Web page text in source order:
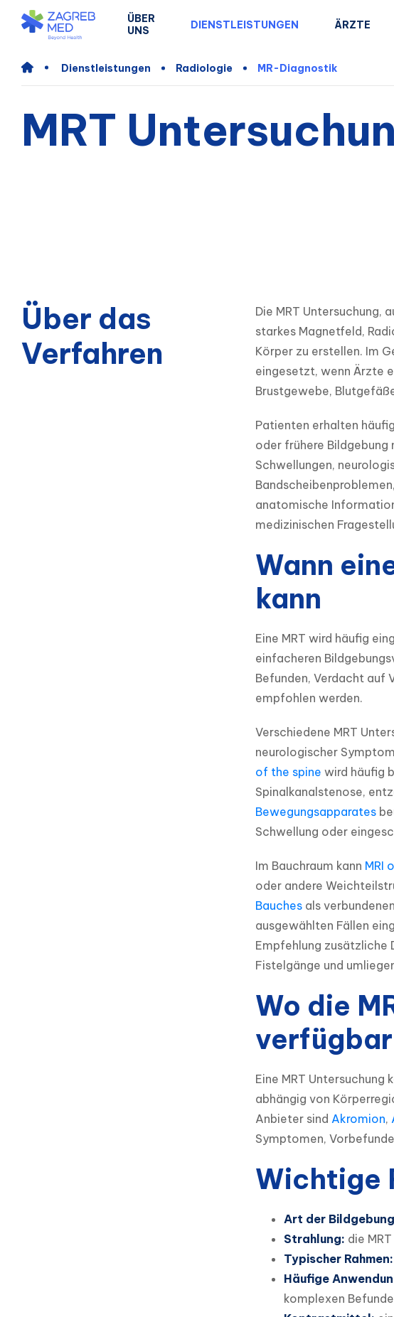
ÜBER
UNS
DIENSTLEISTUNGEN ÄRZTE
Dienstleistungen Radiologie MR-Diagnostik
MRT
Über das
Verfahren
Die MRT Untersuchung,
starkes Magnetfeld,
Körper zu erstellen. Im
eingesetzt, wenn Ärzte
Brustgewebe,
Patienten erhalten
oder frühere Bildgebung
Schwellungen,
anatomische
medizinischen
Wann
kann
Eine MRT wird häufig
einfacheren
Befunden, Verdacht auf
empfohlen werden.
Verschiedene MRT
neurologischer
of the spine wird häufig
Spinalkanalstenose,
Bewegungsapparates
Schwellung oder
Im Bauchraum kann MRI
oder andere
Bauches als
ausgewählten Fällen
Empfehlung zusätzliche
Fistelgänge und
Wo die
Eine MRT
abhängig von
Anbieter sind Akromion,
Symptomen,
Wichtige
Art der
Strahlung: die
Typischer Rahmen:
Häufige
komplexen